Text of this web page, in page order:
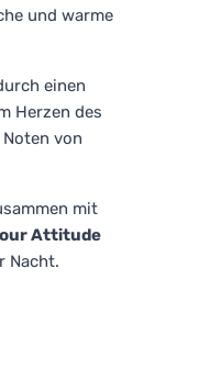
und warme
einen
Herzen des
von
mit
Attitude
Nacht.